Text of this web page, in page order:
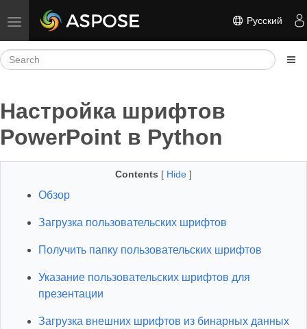
Toggle navigation Русский
Настройка шрифтов
PowerPoint в Python
Contents [ Hide ]
Обзор
Загрузка пользовательских шрифтов
Получить папку пользовательских шрифтов
Указание пользовательских шрифтов для
презентации
Загрузка внешних шрифтов из бинарных данных